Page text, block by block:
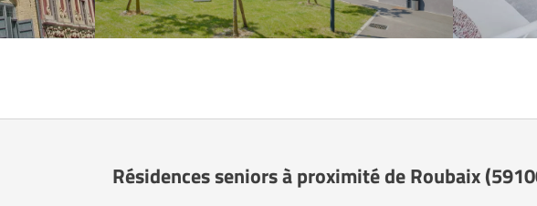
Résidences seniors à proximité de Roubaix